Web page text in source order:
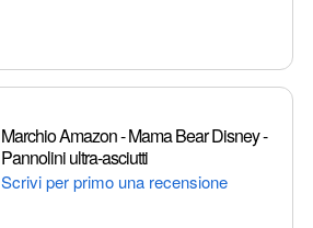
Marchio Amazon - Mama Bear Disney -
Pannolini ultra-asciutti
Scrivi per primo una recensione